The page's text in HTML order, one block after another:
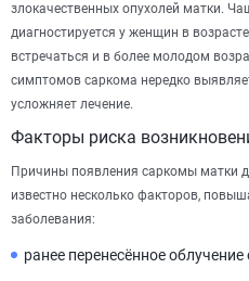
злокачественных опухолей матки.
диагностируется у женщин в
встречаться и в более молодом
симптомов саркома нередко
усложняет лечение.
Факторы риска
Причины появления саркомы матки
известно несколько факторов,
заболевания:
ранее перенесённое облучение